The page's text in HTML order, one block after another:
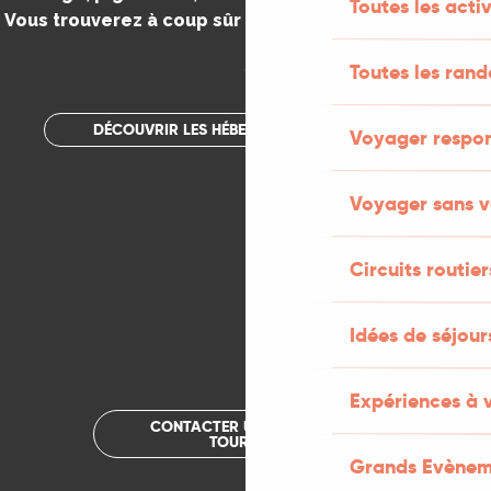
Toutes les
Toutes les
Voyager
Voyager sans
Circuits
Idées de
Expériences à
Grands
Vous trouverez à coup sûr votre bonheur dans le Lot.
.
DÉCOUVRIR LES HÉBERGEMENTS INSOLITES
CONTACTER UN OFFICE DE
TOURISME